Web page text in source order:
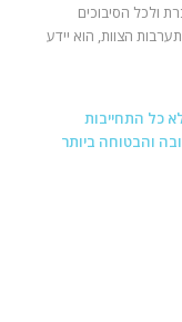
ולכל הסיבוכים
הצוות, הוא יידע
כל התחייבות
והבטוחה ביותר